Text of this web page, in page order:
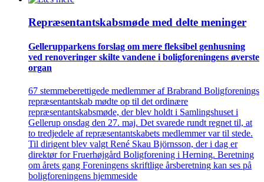
Repræsentant­skabs­møde med delte meninger
Gellerup­parkens forslag om mere fleksibel genhusning
ved renove­ringer skilte vandene i bolig­foreningens øverste
organ
67 stemmeberettigede medlemmer af Brabrand Boligforenings
repræsentantskab mødte op til det ordinære
repræsentantskabsmøde, der blev holdt i Samlingshuset i
Gellerup onsdag den 27. maj. Det svarede rundt regnet til, at
to tredjedele af repræsentantskabets medlemmer var til stede.
Til dirigent blev valgt René Skau Björnsson, der i dag er
direktør for Fruerhøjgård Boligforening i Herning. Beretning
om årets gang Foreningens skriftlige årsberetning kan ses på
boligforeningens hjemmeside